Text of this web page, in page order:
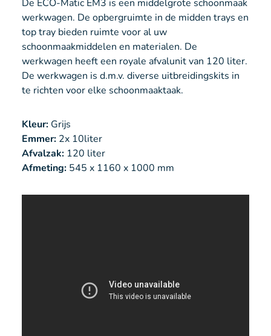
De ECO-Matic EM3 is een middelgrote schoonmaak
werkwagen. De opbergruimte in de midden trays en
top tray bieden ruimte voor al uw
schoonmaakmiddelen en materialen. De
werkwagen heeft een royale afvalunit van 120 liter.
De werkwagen is d.m.v. diverse uitbreidingskits in
te richten voor elke schoonmaaktaak.
Kleur: Grijs
Emmer: 2x 10liter
Afvalzak: 120 liter
Afmeting: 545 x 1160 x 1000 mm